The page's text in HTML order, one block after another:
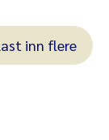
inn flere